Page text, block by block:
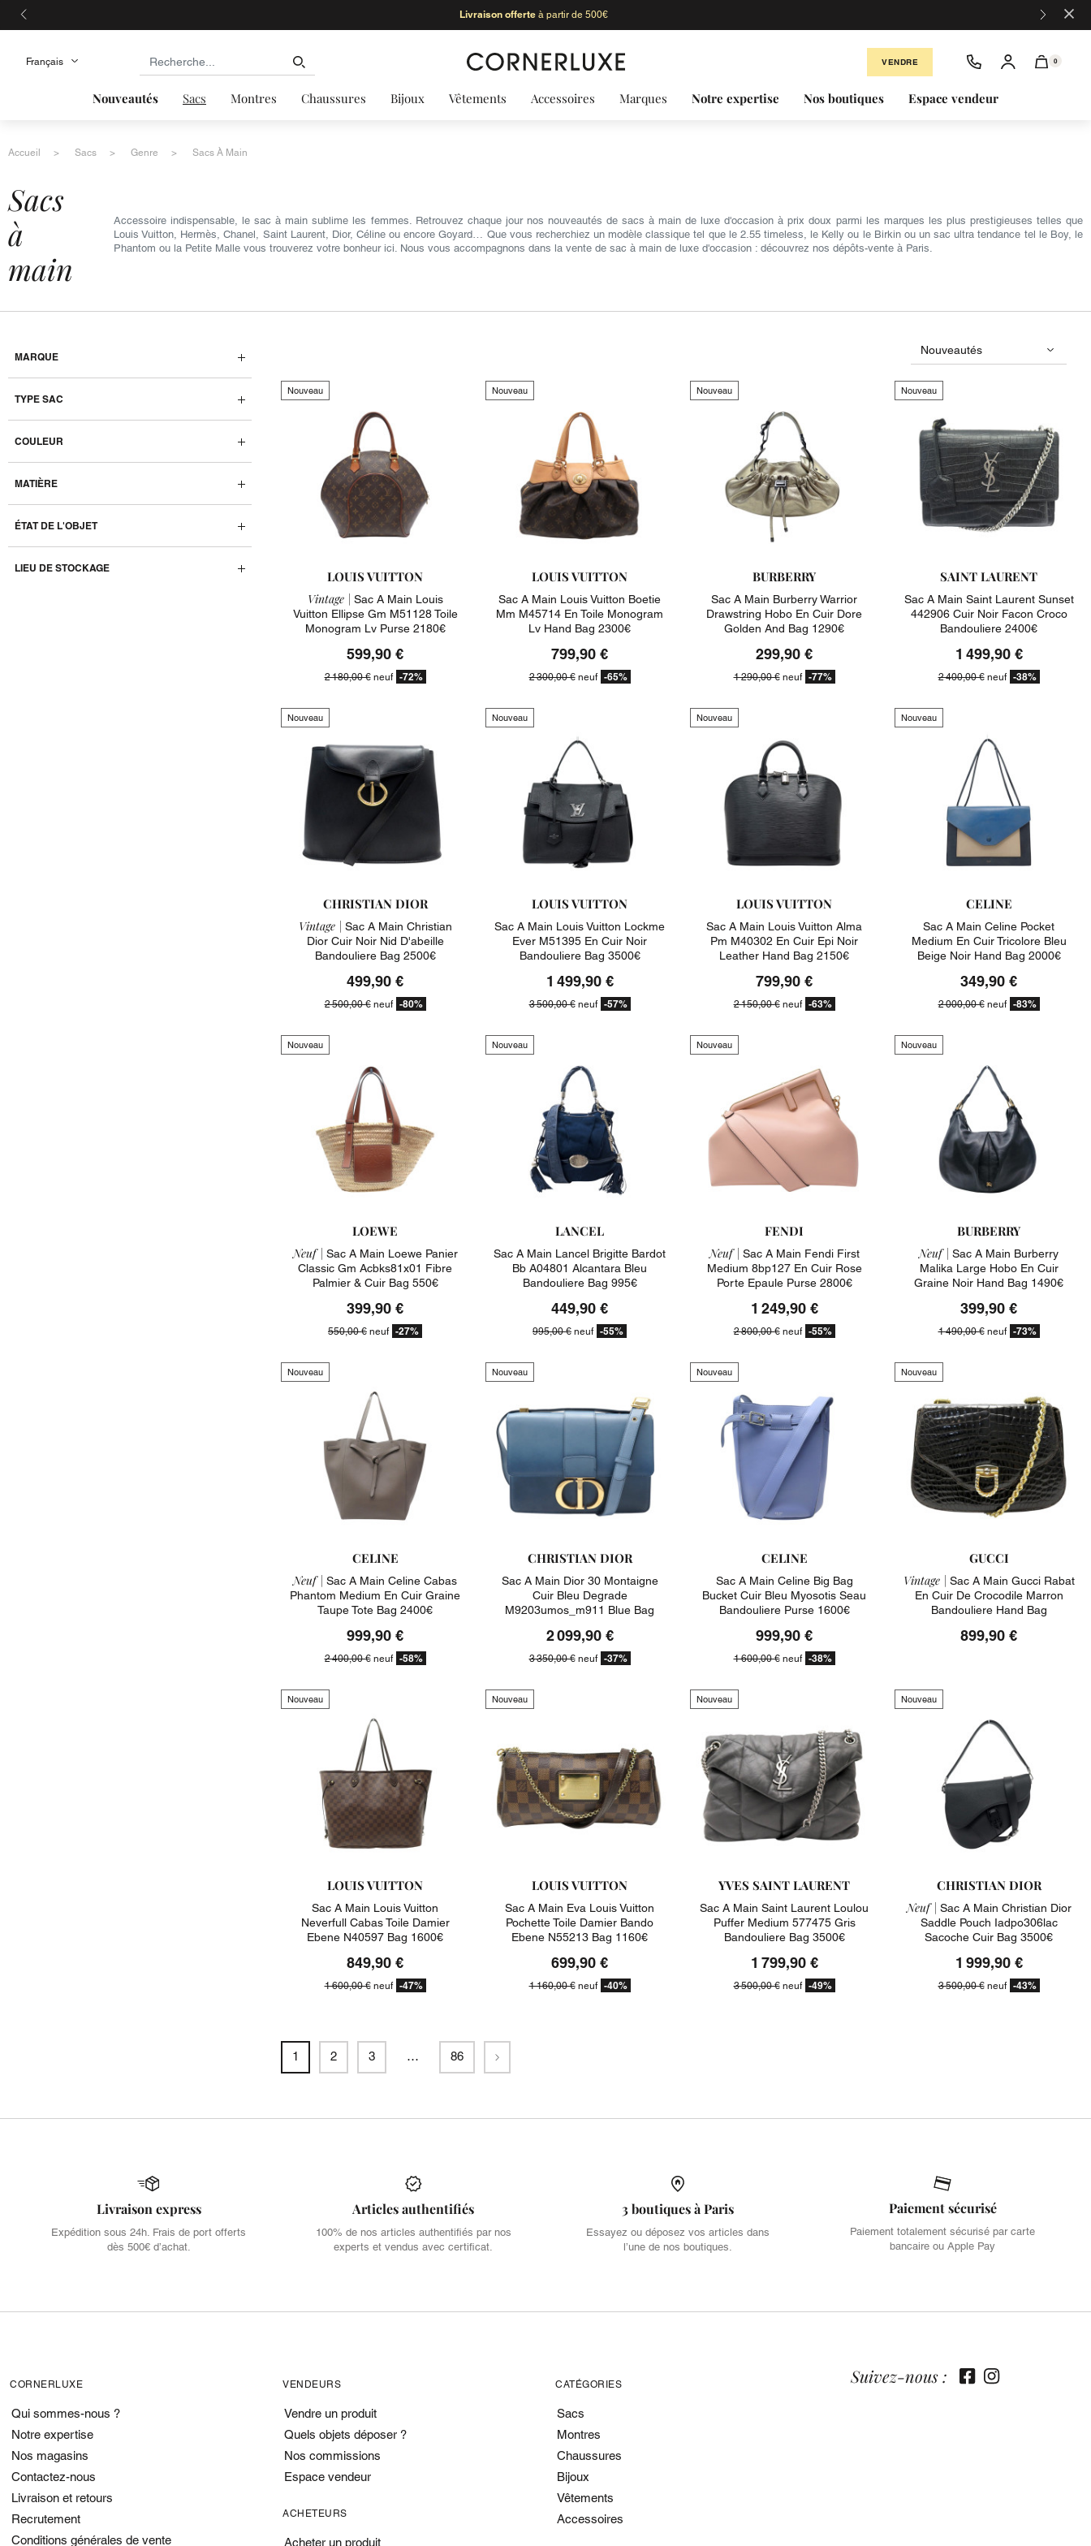
Livraison offerteà partir de 500€ ×
VENDRE 0
Nouveautés Sacs Montres Chaussures Bijoux Vêtements Accessoires Marques Notre expertise Nos boutiques Espace vendeur
Accueil Sacs Genre Sacs À Main
sacs
à
main
Accessoire indispensable, le sac à main sublime les femmes. Retrouvez chaque jour nos nouveautés de sacs à main de luxe d'occasion à prix doux parmi les marques les plus prestigieuses telles que
Louis Vuitton, Hermès, Chanel, Saint Laurent, Dior, Céline ou encore Goyard… Que vous recherchiez un modèle classique tel que le 2.55 timeless, le Kelly ou le Birkin ou un sac ultra tendance tel le Boy, le
Phantom ou la Petite Malle vous trouverez votre bonheur ici. Nous vous accompagnons dans la vente de sac à main de luxe d'occasion : découvrez nos dépôts-vente à Paris.
MARQUE
TYPE SAC
COULEUR
MATIÈRE
ÉTAT DE L'OBJET
LIEU DE STOCKAGE
Nouveau
LOUIS VUITTON
Vintage | Sac A Main Louis
Vuitton Ellipse Gm M51128 Toile
Monogram Lv Purse 2180€
599,90 €
2 180,00 €neuf -72%
Nouveau
LOUIS VUITTON
Sac A Main Louis Vuitton Boetie
Mm M45714 En Toile Monogram
Lv Hand Bag 2300€
799,90 €
2 300,00 €neuf -65%
Nouveau
BURBERRY
Sac A Main Burberry Warrior
Drawstring Hobo En Cuir Dore
Golden And Bag 1290€
299,90 €
1 290,00 €neuf -77%
Nouveau
SAINT LAURENT
Sac A Main Saint Laurent Sunset
442906 Cuir Noir Facon Croco
Bandouliere 2400€
1 499,90 €
2 400,00 €neuf -38%
Nouveau
CHRISTIAN DIOR
Vintage | Sac A Main Christian
Dior Cuir Noir Nid D'abeille
Bandouliere Bag 2500€
499,90 €
2 500,00 €neuf -80%
Nouveau
LOUIS VUITTON
Sac A Main Louis Vuitton Lockme
Ever M51395 En Cuir Noir
Bandouliere Bag 3500€
1 499,90 €
3 500,00 €neuf -57%
Nouveau
LOUIS VUITTON
Sac A Main Louis Vuitton Alma
Pm M40302 En Cuir Epi Noir
Leather Hand Bag 2150€
799,90 €
2 150,00 €neuf -63%
Nouveau
CELINE
Sac A Main Celine Pocket
Medium En Cuir Tricolore Bleu
Beige Noir Hand Bag 2000€
349,90 €
2 000,00 €neuf -83%
Nouveau
LOEWE
Neuf | Sac A Main Loewe Panier
Classic Gm Acbks81x01 Fibre
Palmier & Cuir Bag 550€
399,90 €
550,00 € neuf -27%
Nouveau
LANCEL
Sac A Main Lancel Brigitte Bardot
Bb A04801 Alcantara Bleu
Bandouliere Bag 995€
449,90 €
995,00 € neuf -55%
Nouveau
FENDI
Neuf | Sac A Main Fendi First
Medium 8bp127 En Cuir Rose
Porte Epaule Purse 2800€
1 249,90 €
2 800,00 €neuf -55%
Nouveau
BURBERRY
Neuf | Sac A Main Burberry
Malika Large Hobo En Cuir
Graine Noir Hand Bag 1490€
399,90 €
1 490,00 €neuf -73%
Nouveau
CELINE
Neuf | Sac A Main Celine Cabas
Phantom Medium En Cuir Graine
Taupe Tote Bag 2400€
999,90 €
2 400,00 €neuf -58%
Nouveau
CHRISTIAN DIOR
Sac A Main Dior 30 Montaigne
Cuir Bleu Degrade
M9203umos_m911 Blue Bag
2 099,90 €
3 350,00 €neuf -37%
Nouveau
CELINE
Sac A Main Celine Big Bag
Bucket Cuir Bleu Myosotis Seau
Bandouliere Purse 1600€
999,90 €
1 600,00 €neuf -38%
Nouveau
GUCCI
Vintage | Sac A Main Gucci Rabat
En Cuir De Crocodile Marron
Bandouliere Hand Bag
899,90 €
Nouveau
LOUIS VUITTON
Sac A Main Louis Vuitton
Neverfull Cabas Toile Damier
Ebene N40597 Bag 1600€
849,90 €
1 600,00 €neuf -47%
Nouveau
LOUIS VUITTON
Sac A Main Eva Louis Vuitton
Pochette Toile Damier Bando
Ebene N55213 Bag 1160€
699,90 €
1 160,00 €neuf -40%
Nouveau
YVES SAINT LAURENT
Sac A Main Saint Laurent Loulou
Puffer Medium 577475 Gris
Bandouliere Bag 3500€
1 799,90 €
3 500,00 €neuf -49%
Nouveau
CHRISTIAN DIOR
Neuf | Sac A Main Christian Dior
Saddle Pouch Iadpo306lac
Sacoche Cuir Bag 3500€
1 999,90 €
3 500,00 €neuf -43%
1 2 3 … 86 Suivant
Livraison express
Expédition sous 24h. Frais de port offerts
dès 500€ d’achat.
Articles authentifiés
100% de nos articles authentifiés par nos
experts et vendus avec certificat.
3 boutiques à Paris
Essayez ou déposez vos articles dans
l’une de nos boutiques.
Paiement sécurisé
Paiement totalement sécurisé par carte
bancaire ou Apple Pay
CORNERLUXE
Qui sommes-nous ?
Notre expertise
Nos magasins
Contactez-nous
Livraison et retours
Recrutement
Conditions générales de vente
VENDEURS
Vendre un produit
Quels objets déposer ?
Nos commissions
Espace vendeur
ACHETEURS
Acheter un produit
CATÉGORIES
Sacs
Montres
Chaussures
Bijoux
Vêtements
Accessoires
Suivez-nous :